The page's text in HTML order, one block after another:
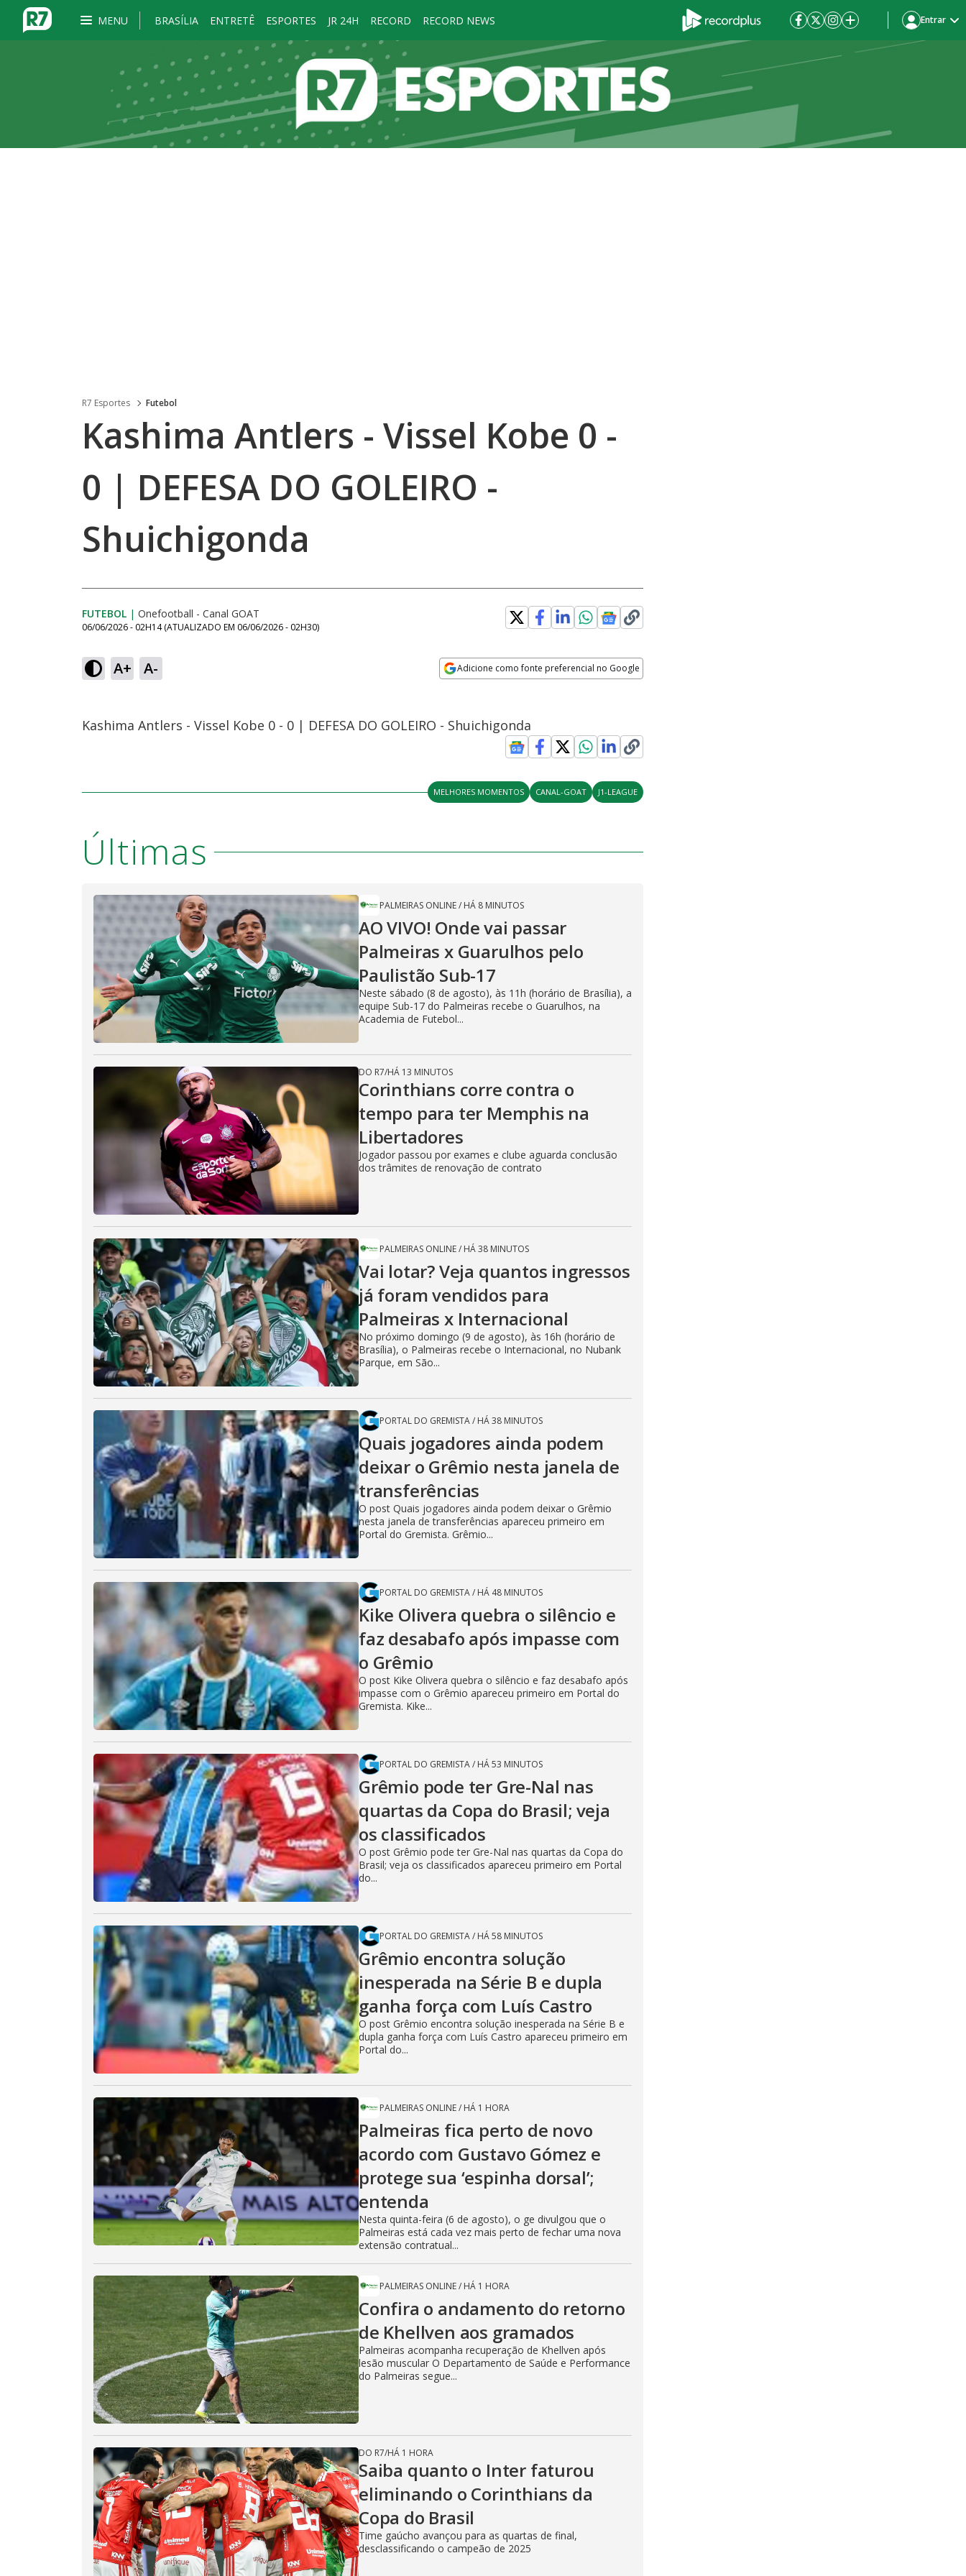
MENU BRASÍLIA ENTRETÊ ESPORTES JR 24H RECORD RECORD NEWS Entrar
R7 Esportes Futebol
Kashima Antlers - Vissel Kobe 0 -
0 | DEFESA DO GOLEIRO -
Shuichigonda
FUTEBOL | Onefootball - Canal GOAT
06/06/2026 - 02H14 (ATUALIZADO EM 06/06/2026 - 02H30)
A+ A- Adicione como fonte preferencial no Google
Kashima Antlers - Vissel Kobe 0 - 0 | DEFESA DO GOLEIRO - Shuichigonda
MELHORES MOMENTOS CANAL-GOAT J1-LEAGUE
Últimas
PALMEIRAS ONLINE/ HÁ 8 MINUTOS
AO VIVO! Onde vai passar
Palmeiras x Guarulhos pelo
Paulistão Sub-17
Neste sábado (8 de agosto), às 11h (horário de Brasília), a
equipe Sub-17 do Palmeiras recebe o Guarulhos, na
Academia de Futebol...
DO R7/HÁ 13 MINUTOS
Corinthians corre contra o
tempo para ter Memphis na
Libertadores
Jogador passou por exames e clube aguarda conclusão
dos trâmites de renovação de contrato
PALMEIRAS ONLINE/ HÁ 38 MINUTOS
Vai lotar? Veja quantos ingressos
já foram vendidos para
Palmeiras x Internacional
No próximo domingo (9 de agosto), às 16h (horário de
Brasília), o Palmeiras recebe o Internacional, no Nubank
Parque, em São...
PORTAL DO GREMISTA/ HÁ 38 MINUTOS
Quais jogadores ainda podem
deixar o Grêmio nesta janela de
transferências
O post Quais jogadores ainda podem deixar o Grêmio
nesta janela de transferências apareceu primeiro em
Portal do Gremista. Grêmio...
PORTAL DO GREMISTA/ HÁ 48 MINUTOS
Kike Olivera quebra o silêncio e
faz desabafo após impasse com
o Grêmio
O post Kike Olivera quebra o silêncio e faz desabafo após
impasse com o Grêmio apareceu primeiro em Portal do
Gremista. Kike...
PORTAL DO GREMISTA/ HÁ 53 MINUTOS
Grêmio pode ter Gre-Nal nas
quartas da Copa do Brasil; veja
os classificados
O post Grêmio pode ter Gre-Nal nas quartas da Copa do
Brasil; veja os classificados apareceu primeiro em Portal
do...
PORTAL DO GREMISTA/ HÁ 58 MINUTOS
Grêmio encontra solução
inesperada na Série B e dupla
ganha força com Luís Castro
O post Grêmio encontra solução inesperada na Série B e
dupla ganha força com Luís Castro apareceu primeiro em
Portal do...
PALMEIRAS ONLINE/ HÁ 1 HORA
Palmeiras fica perto de novo
acordo com Gustavo Gómez e
protege sua ‘espinha dorsal’;
entenda
Nesta quinta-feira (6 de agosto), o ge divulgou que o
Palmeiras está cada vez mais perto de fechar uma nova
extensão contratual...
PALMEIRAS ONLINE/ HÁ 1 HORA
Confira o andamento do retorno
de Khellven aos gramados
Palmeiras acompanha recuperação de Khellven após
lesão muscular O Departamento de Saúde e Performance
do Palmeiras segue...
DO R7/HÁ 1 HORA
Saiba quanto o Inter faturou
eliminando o Corinthians da
Copa do Brasil
Time gaúcho avançou para as quartas de final,
desclassificando o campeão de 2025